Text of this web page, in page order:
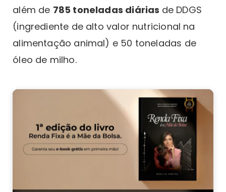
além de 785 toneladas diárias de DDGS
(ingrediente de alto valor nutricional na
alimentação animal) e 50 toneladas de
óleo de milho.